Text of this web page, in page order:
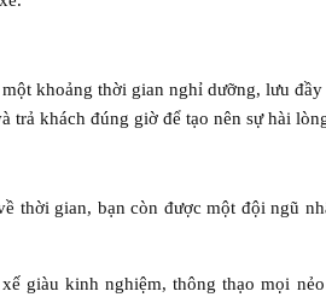
khoảng thời gian nghỉ dưỡng, lưu
trả khách đúng giờ để tạo nên sự hài
thời gian, bạn còn được một đội ngũ
giàu kinh nghiệm, thông thạo mọi